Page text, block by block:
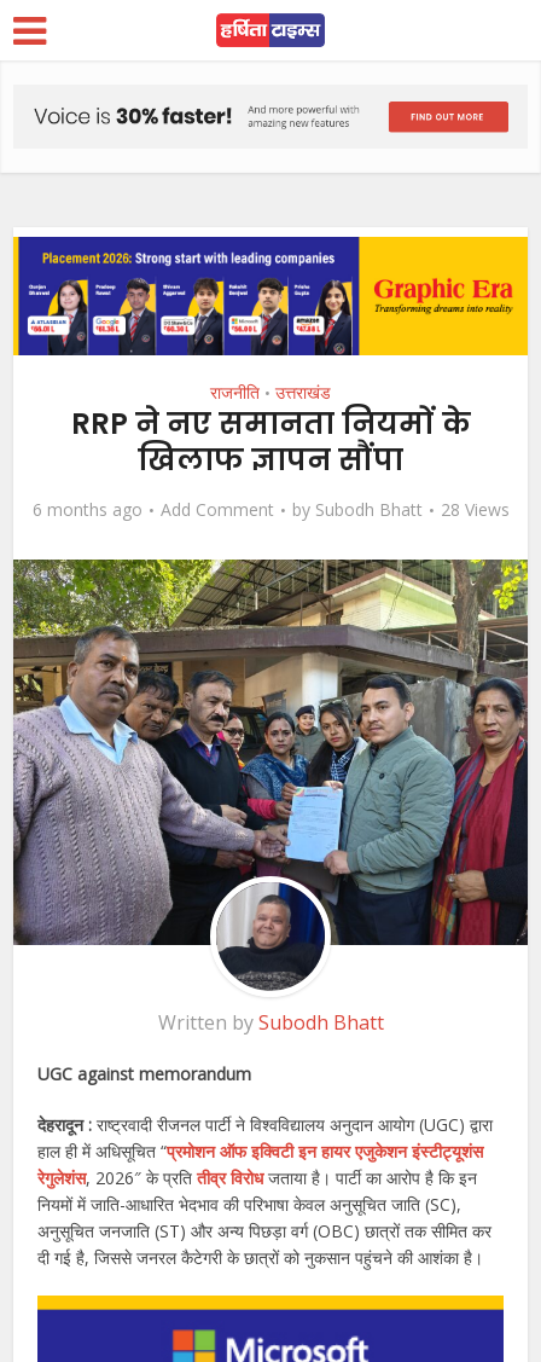
राजनीति • उत्तराखंड
RRP ने नए समानता नियमों के
खिलाफ ज्ञापन सौंपा
6 months ago Add Comment by Subodh Bhatt 28 Views
Written bySubodh Bhatt
UGC against memorandum
देहरादून :राष्ट्रवादी रीजनल पार्टी ने विश्वविद्यालय अनुदान आयोग (UGC) द्वारा
हाल ही में अधिसूचित “प्रमोशन ऑफ इक्विटी इन हायर एजुकेशन इंस्टीट्यूशंस
रेगुलेशंस, 2026″ के प्रतितीव्र विरोधजताया है। पार्टी का आरोप है कि इन
नियमों में जाति-आधारित भेदभाव की परिभाषा केवल अनुसूचित जाति (SC),
अनुसूचित जनजाति (ST) और अन्य पिछड़ा वर्ग (OBC) छात्रों तक सीमित कर
दी गई है, जिससे जनरल कैटेगरी के छात्रों को नुकसान पहुंचने की आशंका है।